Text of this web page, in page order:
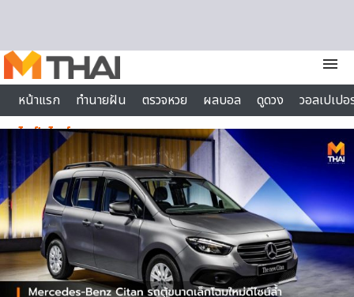
menu
หน้าแรก
ทำนายฝัน ตรวจหวย ผลบอล ดูดวง
วอลเปเป
ไลฟ์สไตล์